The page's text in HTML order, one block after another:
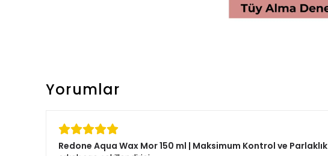
Yorumlar
Redone Aqua Wax Mor 150 ml | Maksimum Kontrol ve Parlaklık